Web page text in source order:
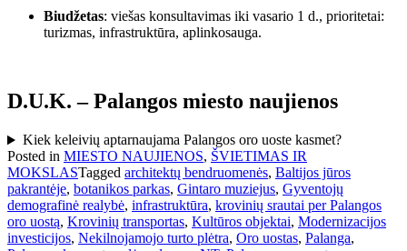
Biudžetas: viešas konsultavimas iki vasario 1 d., prioritetai:
turizmas, infrastruktūra, aplinkosauga.
D.U.K. – Palangos miesto naujienos
Kiek keleivių aptarnaujama Palangos oro uoste kasmet?
Posted in MIESTO NAUJIENOS, ŠVIETIMAS IR
MOKSLASTagged architektų bendruomenės, Baltijos jūros
pakrantėje, botanikos parkas, Gintaro muziejus, Gyventojų
demografinė realybė, infrastruktūra, krovinių srautai per Palangos
oro uostą, Krovinių transportas, Kultūros objektai, Modernizacijos
investicijos, Nekilnojamojo turto plėtra, Oro uostas, Palanga,